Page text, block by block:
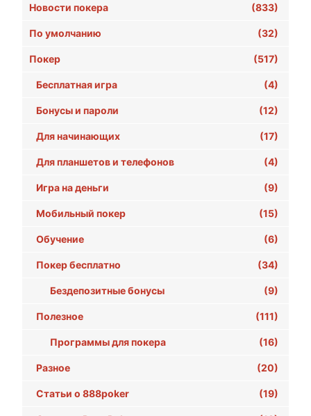
Новости покера (833)
По умолчанию (32)
Покер (517)
Бесплатная игра (4)
Бонусы и пароли (12)
Для начинающих (17)
Для планшетов и телефонов (4)
Игра на деньги (9)
Мобильный покер (15)
Обучение (6)
Покер бесплатно (34)
Бездепозитные бонусы (9)
Полезное (111)
Программы для покера (16)
Разное (20)
Статьи о 888poker (19)